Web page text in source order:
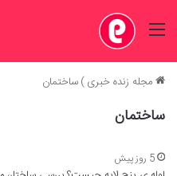
منو
مجله زنده خبری)ساختمان
ساختمان
5 روز پیش